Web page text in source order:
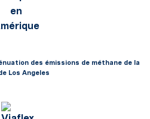
des émissions de méthane de la
Los Angeles